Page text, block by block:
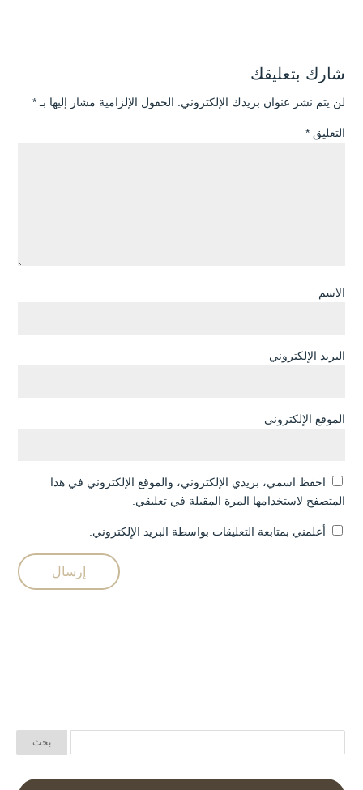
شارك بتعليقك
لن يتم نشر عنوان بريدك الإلكتروني. الحقول الإلزامية مشار إليها بـ *
التعليق *
الاسم
البريد الإلكتروني
الموقع الإلكتروني
احفظ اسمي، بريدي الإلكتروني، والموقع الإلكتروني في هذا
المتصفح لاستخدامها المرة المقبلة في تعليقي.
أعلمني بمتابعة التعليقات بواسطة البريد الإلكتروني.